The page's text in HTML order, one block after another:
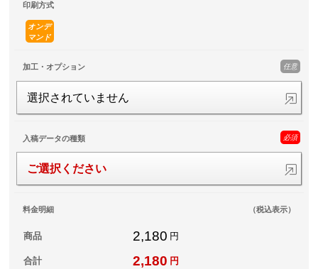
印刷方式
オンデ
マンド
加工・オプション 任意
選択されていません
入稿データの種類 必須
ご選択ください
料金明細 （税込表示）
商品 2,180 円
合計 2,180 円